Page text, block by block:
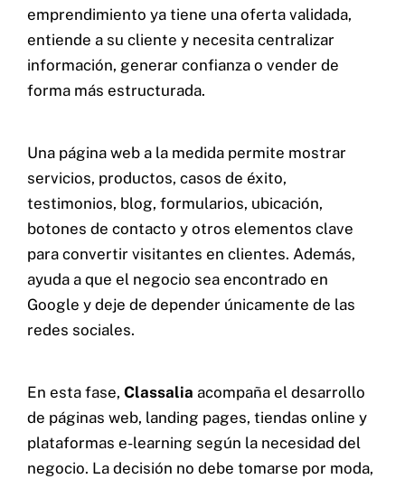
emprendimiento ya tiene una oferta validada,
entiende a su cliente y necesita centralizar
información, generar confianza o vender de
forma más estructurada.
Una página web a la medida permite mostrar
servicios, productos, casos de éxito,
testimonios, blog, formularios, ubicación,
botones de contacto y otros elementos clave
para convertir visitantes en clientes. Además,
ayuda a que el negocio sea encontrado en
Google y deje de depender únicamente de las
redes sociales.
En esta fase, Classalia acompaña el desarrollo
de páginas web, landing pages, tiendas online y
plataformas e-learning según la necesidad del
negocio. La decisión no debe tomarse por moda,